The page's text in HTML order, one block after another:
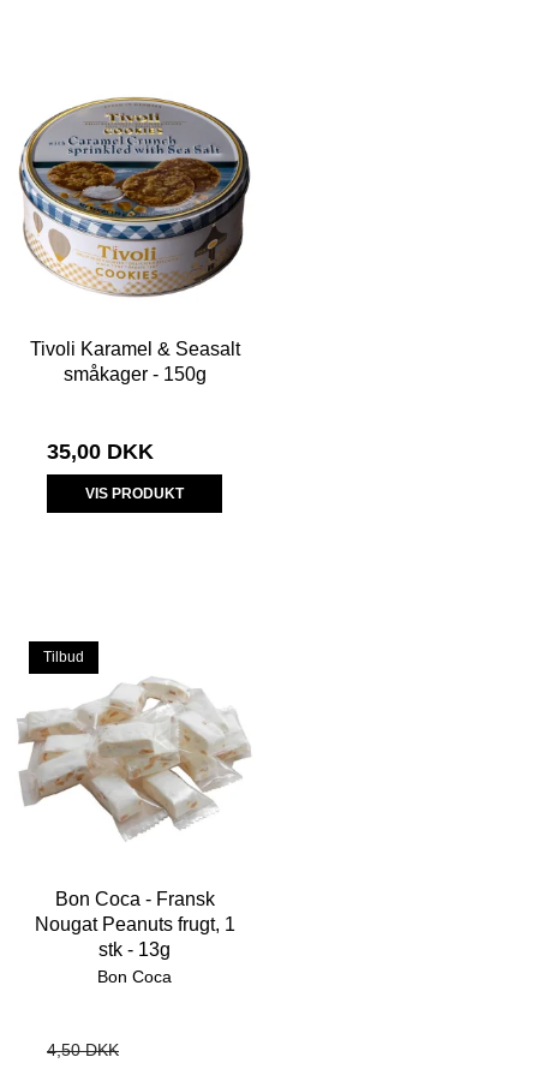
Tivoli Karamel & Seasalt
småkager - 150g
35,00 DKK
VIS PRODUKT
Tilbud
Bon Coca - Fransk
Nougat Peanuts frugt, 1
stk - 13g
Bon Coca
4,50 DKK